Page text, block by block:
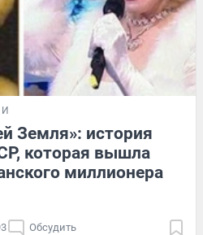
Земля»: история
которая вышла
миллионера
Обсудить